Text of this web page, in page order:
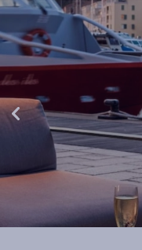
This carousel shows one